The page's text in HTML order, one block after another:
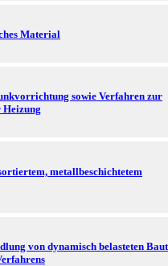
Material
sowie Verfahren zur
Heizung
metallbeschichtetem
von dynamisch belasteten